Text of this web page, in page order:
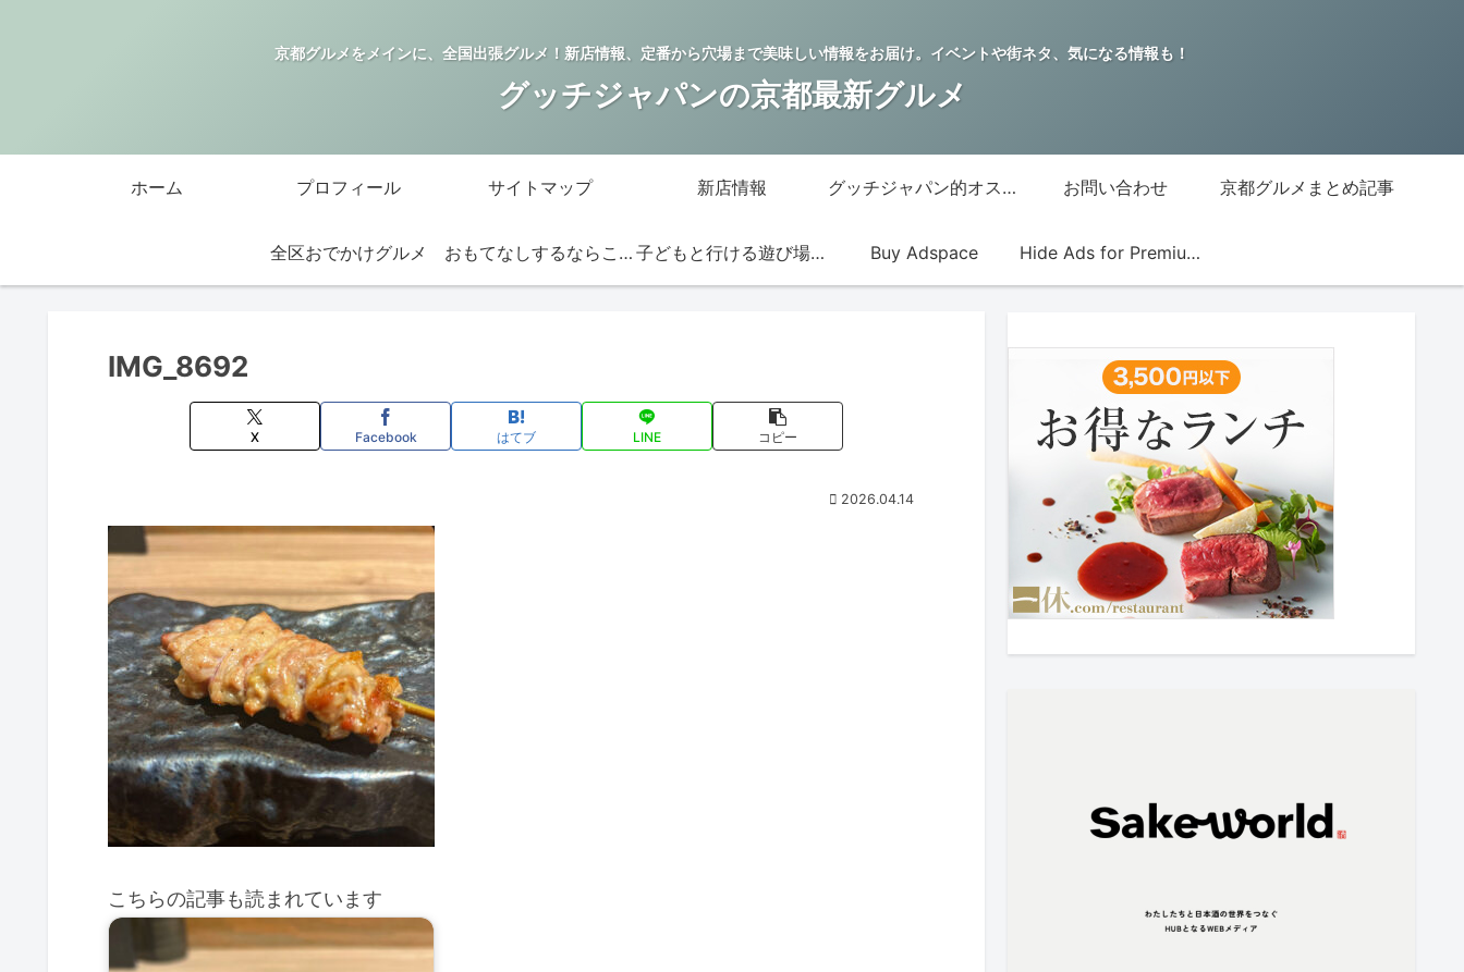
京都グルメをメインに、全国出張グルメ！新店情報、定番から穴場まで美味しい情報をお届け。イベントや街ネタ、気になる情報も！
グッチジャパンの京都最新グルメ
ホーム プロフィール サイトマップ 新店情報 グッチジャパン的オススメ店 お問い合わせ 京都グルメまとめ記事
全区おでかけグルメ おもてなしするならこの店 子どもと行ける遊び場・お店 Buy Adspace Hide Ads for Premium Members
IMG_8692
X Facebook はてブ LINE コピー
2026.04.14
こちらの記事も読まれています